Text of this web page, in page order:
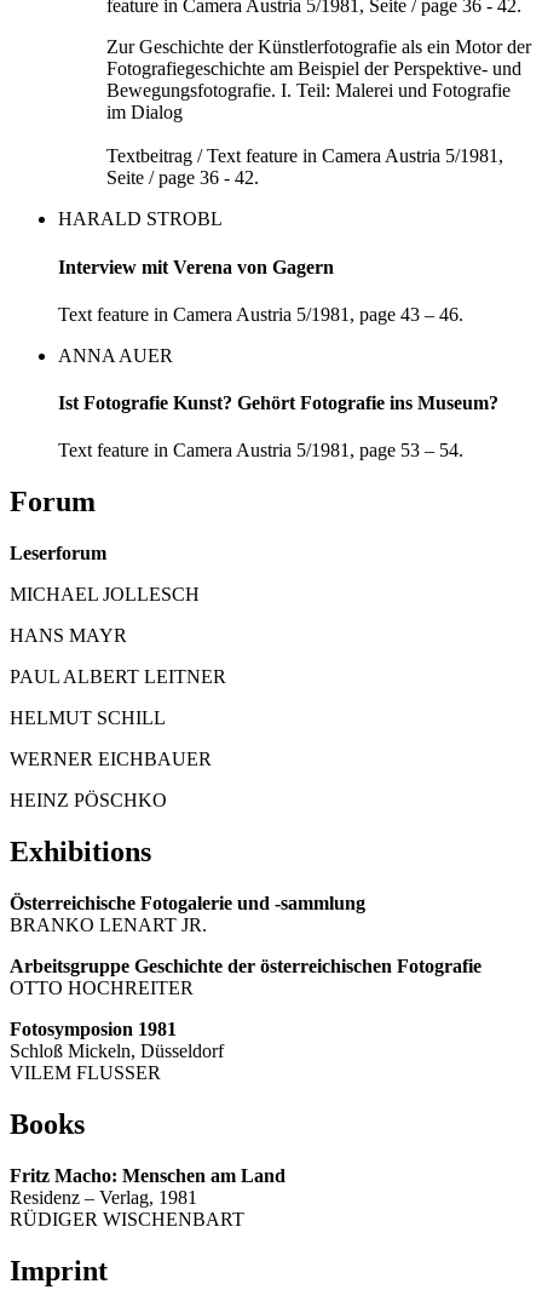
Zur Geschichte der Künstlerfotografie als ein Motor der
Fotografiegeschichte am Beispiel der Perspektive- und
Bewegungsfotografie. I. Teil: Malerei und Fotografie
im Dialog
Textbeitrag / Text feature in Camera Austria 5/1981,
Seite / page 36 - 42.
HARALD STROBL
Interview mit Verena von Gagern
Text feature in Camera Austria 5/1981, page 43 – 46.
ANNA AUER
Ist Fotografie Kunst? Gehört Fotografie ins Museum?
Text feature in Camera Austria 5/1981, page 53 – 54.
Forum
Leserforum
MICHAEL JOLLESCH
HANS MAYR
PAUL ALBERT LEITNER
HELMUT SCHILL
WERNER EICHBAUER
HEINZ PÖSCHKO
Exhibitions
Österreichische Fotogalerie und -sammlung
BRANKO LENART JR.
Arbeitsgruppe Geschichte der österreichischen Fotografie
OTTO HOCHREITER
Fotosymposion 1981
Schloß Mickeln, Düsseldorf
VILEM FLUSSER
Books
Fritz Macho: Menschen am Land
Residenz – Verlag, 1981
RÜDIGER WISCHENBART
Imprint